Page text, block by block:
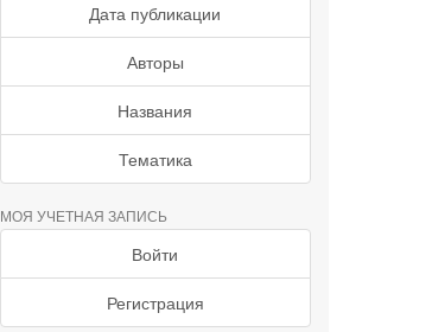
Дата публикации
Авторы
Названия
Тематика
МОЯ УЧЕТНАЯ ЗАПИСЬ
Войти
Регистрация